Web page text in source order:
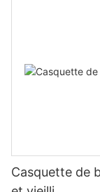
Casquette de